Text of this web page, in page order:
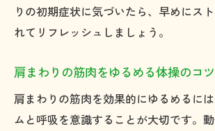
りの初期症状に気づいたら、早めにス
れてリフレッシュしましょう。
肩まわりの筋肉をゆるめる体操のコツ
肩まわりの筋肉を効果的にゆるめるに
ムと呼吸を意識することが大切です。